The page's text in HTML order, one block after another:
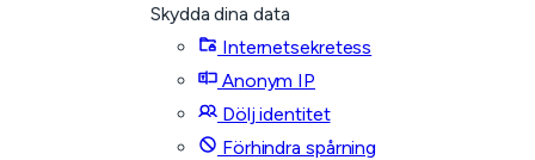
Skydda dina data
Internetsekretess
Anonym IP
Dölj identitet
Förhindra spårning